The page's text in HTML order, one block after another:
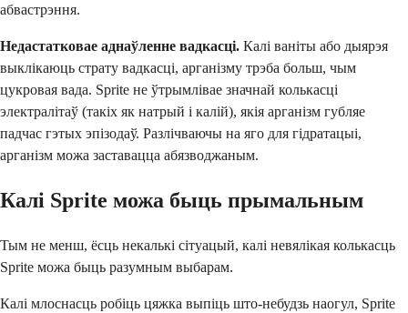
абвастрэння.
Недастатковае аднаўленне вадкасці. Калі ваніты або дыярэя
выклікаюць страту вадкасці, арганізму трэба больш, чым
цукровая вада. Sprite не ўтрымлівае значнай колькасці
электралітаў (такіх як натрый і калій), якія арганізм губляе
падчас гэтых эпізодаў. Разлічваючы на ​​яго для гідратацыі,
арганізм можа заставацца абязводжаным.
Калі Sprite можа быць прымальным
Тым не менш, ёсць некалькі сітуацый, калі невялікая колькасць
Sprite можа быць разумным выбарам.
Калі млоснасць робіць цяжка выпіць што-небудзь наогул, Sprite